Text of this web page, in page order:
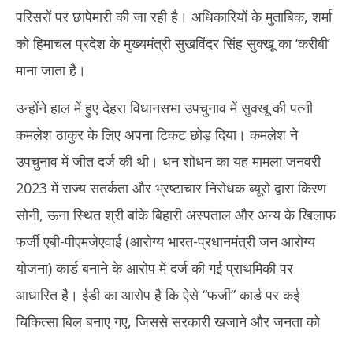
परिसरों पर छापेमारी की जा रही है। अधिकारियों के मुताबिक, शर्मा
को हिमाचल प्रदेश के मुख्यमंत्री सुखविंदर सिंह सुक्खू का ‘करीबी’
माना जाता है।
उन्होंने हाल में हुए देहरा विधानसभा उपचुनाव में सुक्खू की पत्नी
कमलेश ठाकुर के लिए अपना टिकट छोड़ दिया। कमलेश ने
उपचुनाव में जीत दर्ज की थी। धन शोधन का यह मामला जनवरी
2023 में राज्य सतर्कता और भ्रष्टाचार निरोधक ब्यूरो द्वारा किरण
सोनी, ऊना स्थित श्री बांके बिहारी अस्पताल और अन्य के खिलाफ
फर्जी एबी-पीएमजेएवाई (आरोग्य भारत-प्रधानमंत्री जन आरोग्य
योजना) कार्ड बनाने के आरोप में दर्ज की गई प्राथमिकी पर
आधारित है। ईडी का आरोप है कि ऐसे “फर्जी” कार्ड पर कई
चिकित्सा बिल बनाए गए, जिससे सरकारी खजाने और जनता को